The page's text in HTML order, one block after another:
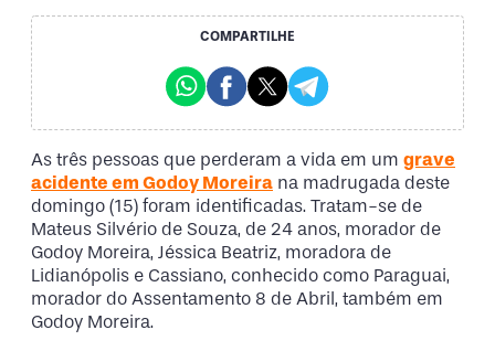
COMPARTILHE
As três pessoas que perderam a vida em um grave
acidente em Godoy Moreira na madrugada deste
domingo (15) foram identificadas. Tratam-se de
Mateus Silvério de Souza, de 24 anos, morador de
Godoy Moreira, Jéssica Beatriz, moradora de
Lidianópolis e Cassiano, conhecido como Paraguai,
morador do Assentamento 8 de Abril, também em
Godoy Moreira.